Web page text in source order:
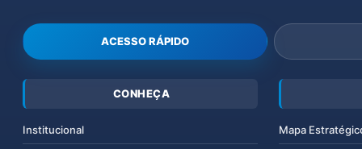
ACESSO RÁPIDO
CONHEÇA
Institucional Mapa